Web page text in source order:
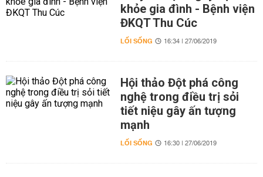
khỏe gia đình - Bệnh viện
ĐKQT Thu Cúc
LỐI SỐNG 16:34 | 27/06/2019
Hội thảo Đột phá công
nghệ trong điều trị sỏi
tiết niệu gây ấn tượng
mạnh
LỐI SỐNG 16:30 | 27/06/2019